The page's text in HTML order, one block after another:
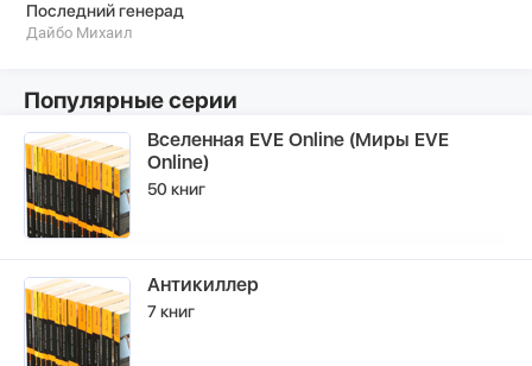
Последний генерад
Дайбо Михаил
Популярные серии
Вселенная EVE Online (Миры EVE
Online)
50 книг
Антикиллер
7 книг